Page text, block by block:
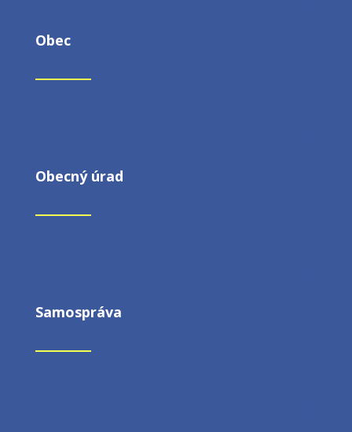
Obec
Obecný úrad
Samospráva